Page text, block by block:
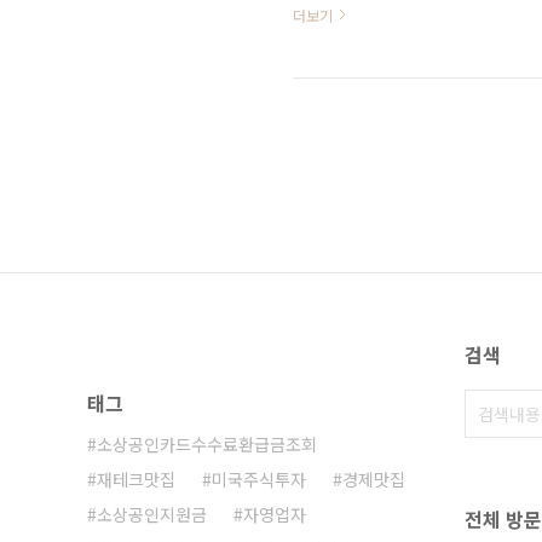
심종목에 담아서 포트폴리트를 리
럼프 수혜주 비트코인 어디까지 가
더보기
태그
소상공인카드수수료환급금조회
재테크맛집
미국주식투자
경제맛집
소상공인지원금
자영업자
검색
전체 방